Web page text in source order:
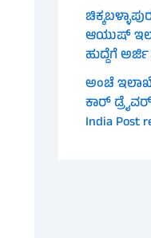
ಆಯುಷ್
ಹುದ್ದೆಗೆ
ಅಂಚೆ ಇಲಾಖೆ
ಕಾರ್
India Post